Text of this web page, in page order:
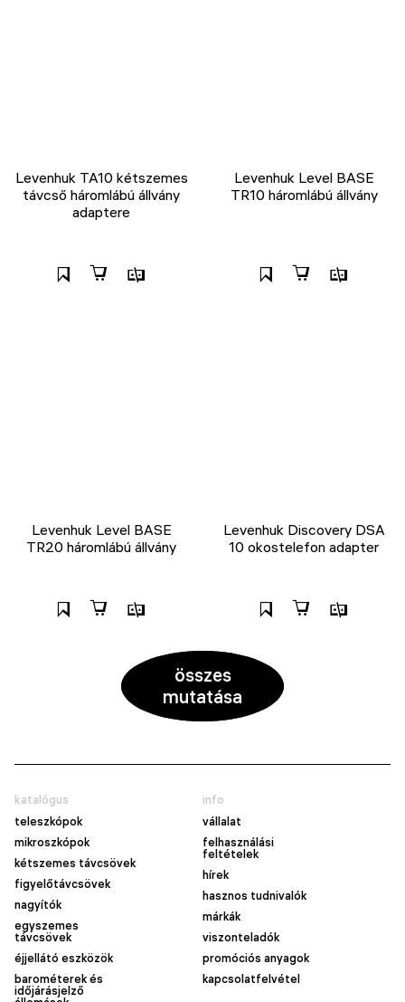
Levenhuk TA10 kétszemes
távcső háromlábú állvány
adaptere
Levenhuk Level BASE
TR10 háromlábú állvány
Levenhuk Level BASE
TR20 háromlábú állvány
Levenhuk Discovery DSA
10 okostelefon adapter
összes
mutatása
katalógus
teleszkópok
mikroszkópok
kétszemes távcsövek
figyelőtávcsövek
nagyítók
egyszemes
távcsövek
éjjellátó eszközök
barométerek és
időjárásjelző
info
vállalat
felhasználási
feltételek
hírek
hasznos tudnivalók
márkák
viszonteladók
promóciós anyagok
kapcsolatfelvétel